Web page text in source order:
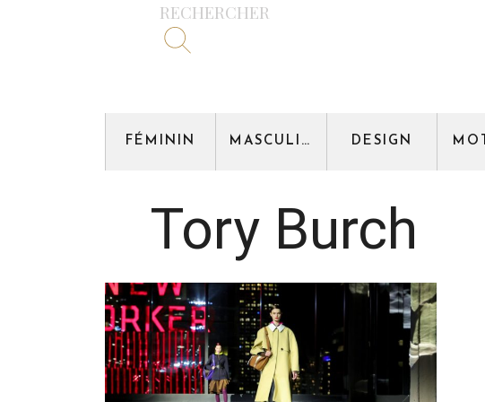
RECHERCHER
FÉMININ MASCULIN DESIGN
Tory Burch